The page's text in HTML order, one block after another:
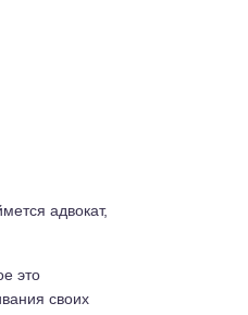
адвокат,
это
своих